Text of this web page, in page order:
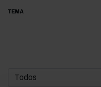
TEMA